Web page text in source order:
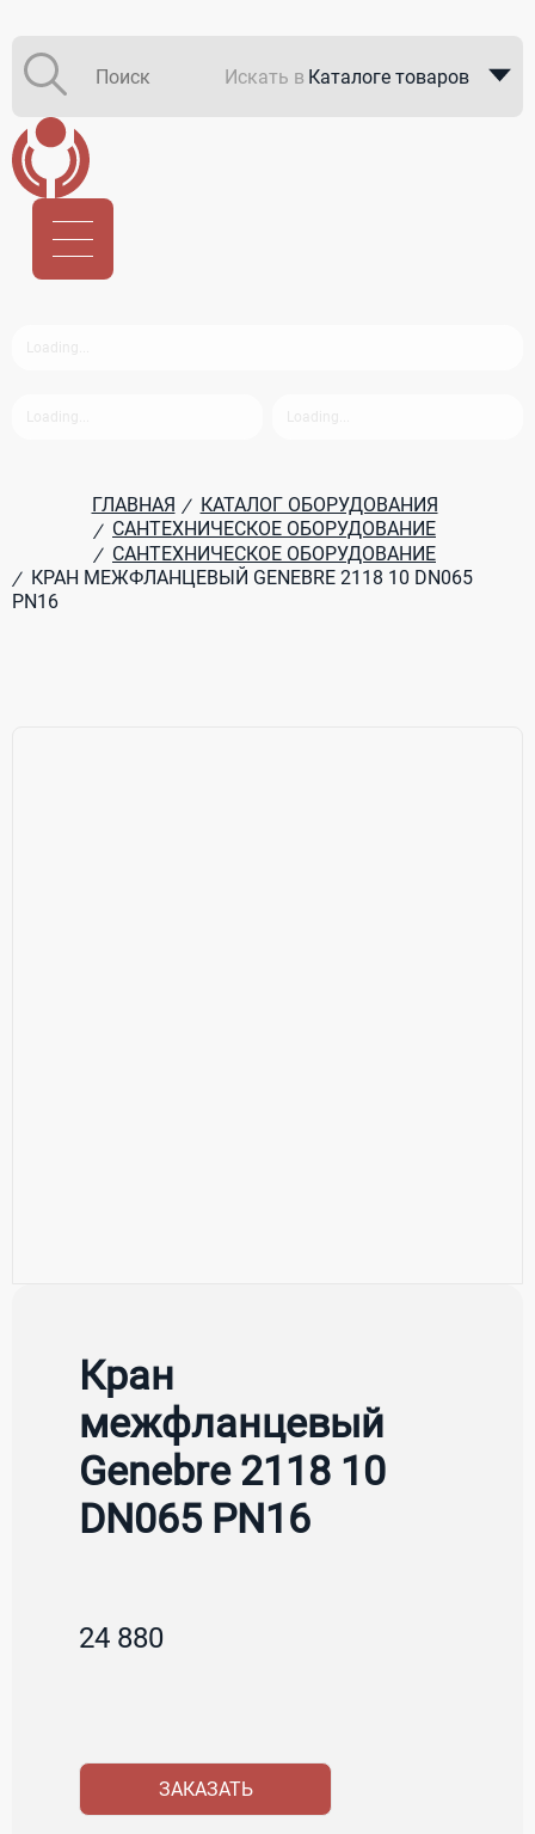
Искать в Каталоге товаров
ГЛАВНАЯ / КАТАЛОГ ОБОРУДОВАНИЯ
/ САНТЕХНИЧЕСКОЕ ОБОРУДОВАНИЕ
/ САНТЕХНИЧЕСКОЕ ОБОРУДОВАНИЕ
/ КРАН МЕЖФЛАНЦЕВЫЙ GENEBRE 2118 10 DN065
PN16
Кран
межфланцевый
Genebre 2118 10
DN065 PN16
24 880
ЗАКАЗАТЬ